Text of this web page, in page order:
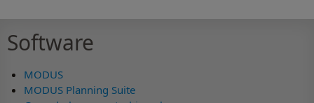
Software
MODUS
MODUS Planning Suite